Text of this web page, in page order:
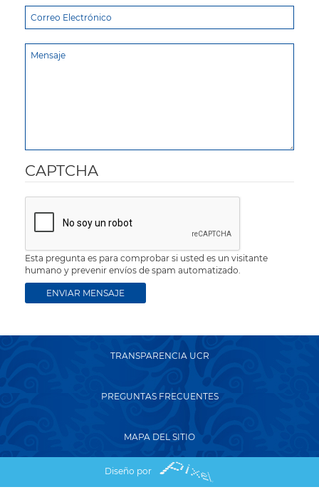
CAPTCHA
Esta pregunta es para comprobar si usted es un visitante
humano y prevenir envíos de spam automatizado.
TRANSPARENCIA UCR
PREGUNTAS FRECUENTES
MAPA DEL SITIO
Diseño por